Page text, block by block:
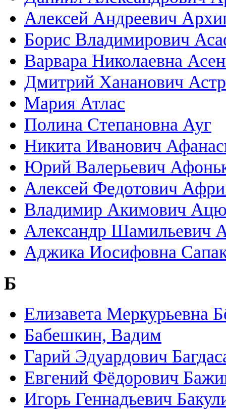
Алексей Андреевич
Борис Владимирович
Варвара Николаевна
Дмитрий Хананович
Мария Атлас
Полина Степановна Ауг
Никита Иванович
Юрий Валерьевич
Алексей Федотович
Владимир Акимович
Александр Шамильевич
Аджика Иосифовна
Б
Елизавета Меркурьевна
Бабешкин, Вадим
Гарий Эдуардович
Евгений Фёдорович
Игорь Геннадьевич